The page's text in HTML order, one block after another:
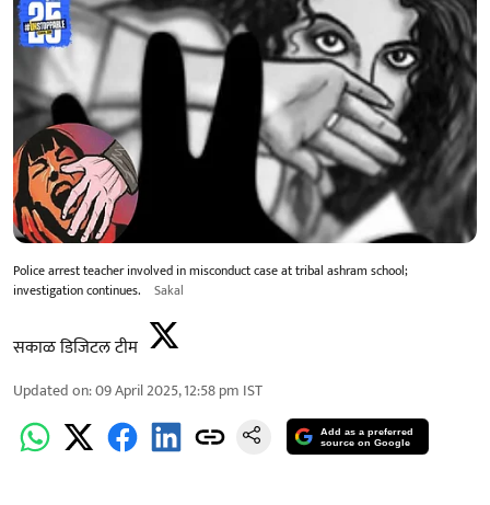
Police arrest teacher involved in misconduct case at tribal ashram school;
investigation continues.
Sakal
सकाळ डिजिटल टीम
Updated on:09 April 2025, 12:58 pm IST
Add as a preferred
source on Google